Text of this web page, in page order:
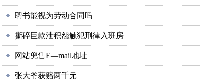
聘书能视为劳动合同吗
撕碎巨款泄积怨触犯刑律入班房
网站兜售E—mail地址
张大爷获赔两千元